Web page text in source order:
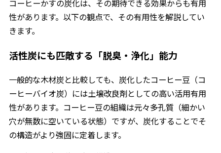
コーヒーかすの炭化は、その期待できる効果からも有用
性があります。以下の観点で、その有用性を解説してい
きます。
活性炭にも匹敵する「脱臭・浄化」能力
一般的な木材炭と比較しても、炭化したコーヒー豆（コ
ーヒーバイオ炭）には土壌改良剤としての高い活用有用
性があります。コーヒー豆の組織は元々多孔質（細かい
穴が無数に空いている状態）ですが、炭化することでそ
の構造がより強固に定着します。